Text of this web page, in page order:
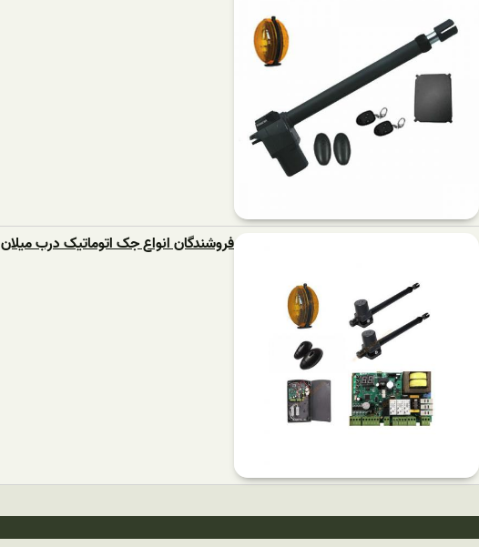
فروشندگان انواع جک اتوماتیک درب میلان